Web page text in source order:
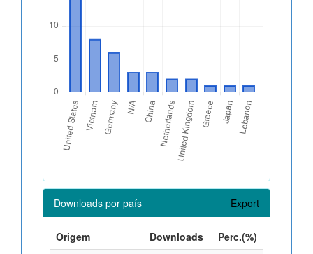
Downloads por país Export
Origem Downloads
Perc.(%)